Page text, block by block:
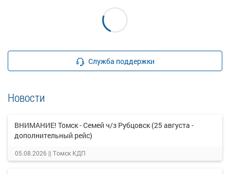
Служба поддержки
Новости
ВНИМАНИЕ! Томск - Семей ч/з Рубцовск (25 августа -
дополнительный рейс)
05.08.2026 || Томск КДП